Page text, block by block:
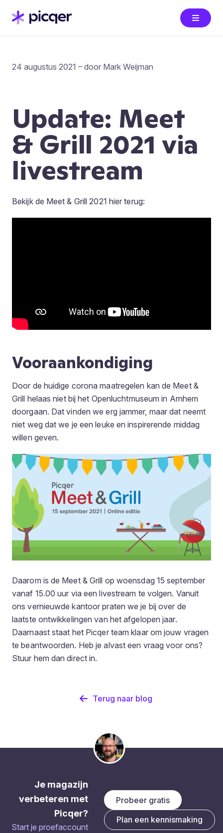
24 augustus 2021 – door Mark Weijman
Update: Meet
& Grill 2021 via
livestream
Bekijk de Meet & Grill 2021 hier terug:
Vooraankondiging
Door de huidige corona maatregelen kan de Meet &
Grill helaas niet bij het Openluchtmuseum in Arnhem
doorgaan. Dat vinden we erg jammer, maar dat neemt
niet weg dat we je een leuke en inspirerende middag
willen geven.
Daarom is de Meet & Grill op woensdag 15 september
vanaf 15.00 uur via een livestream te volgen. Vanuit
ons vernieuwde kantoor praten we je bij over de
laatste ontwikkelingen van het afgelopen jaar.
Daarnaast staat het Picqer team klaar om jouw vragen
te beantwoorden. Heb je alvast een vraag voor ons?
Stuur hem dan direct in.
Terug naar blog
Je magazijn
verbeteren met
Picqer?
Start je proefaccount
Probeer gratis
Plan een kennismaking